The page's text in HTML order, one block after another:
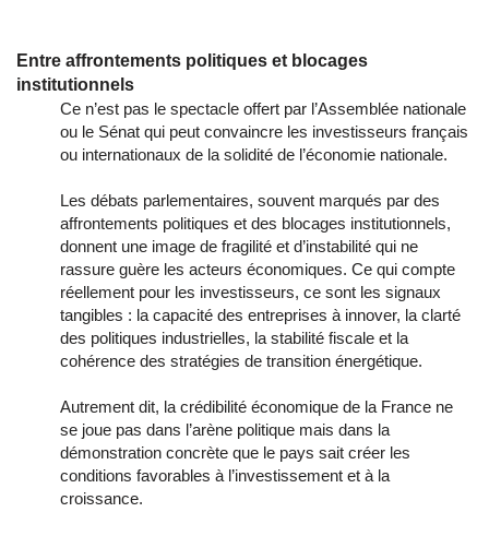
Entre affrontements politiques et blocages
institutionnels
Ce n’est pas le spectacle offert par l’Assemblée nationale
ou le Sénat qui peut convaincre les investisseurs français
ou internationaux de la solidité de l’économie nationale.
Les débats parlementaires, souvent marqués par des
affrontements politiques et des blocages institutionnels,
donnent une image de fragilité et d’instabilité qui ne
rassure guère les acteurs économiques. Ce qui compte
réellement pour les investisseurs, ce sont les signaux
tangibles : la capacité des entreprises à innover, la clarté
des politiques industrielles, la stabilité fiscale et la
cohérence des stratégies de transition énergétique.
Autrement dit, la crédibilité économique de la France ne
se joue pas dans l’arène politique mais dans la
démonstration concrète que le pays sait créer les
conditions favorables à l’investissement et à la
croissance.